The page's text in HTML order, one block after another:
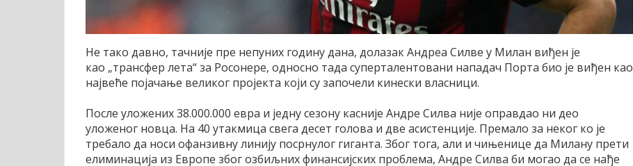
Не тако давно, тачније пре непуних годину дана, долазак Андреа Силве у Милан виђен је
као „трансфер лета“ за Росонере, односно тада суперталентовани нападач Порта био је виђен као
највеће појачање великог пројекта који су започели кинески власници.
После уложених 38.000.000 евра и једну сезону касније Андре Силва није оправдао ни део
уложеног новца. На 40 утакмица свега десет голова и две асистенције. Премало за неког ко је
требало да носи офанзивну линију посрнулог гиганта. Због тога, али и чињенице да Милану прети
елиминација из Европе због озбиљних финансијских проблема, Андре Силва би могао да се нађе